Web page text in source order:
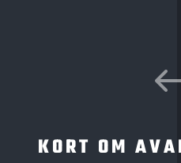
KORT OM